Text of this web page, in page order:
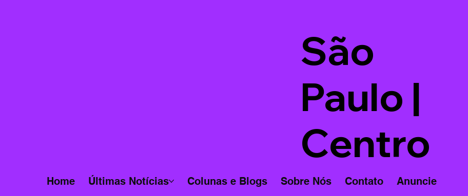
São
Paulo |
Centro
Home Últimas Notícias Colunas e Blogs Sobre Nós Contato Anuncie